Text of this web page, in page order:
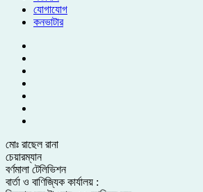
যোগাযোগ
কনভাটার
মোঃ রাছেল রানা
চেয়ারম্যান
বর্ণমালা টেলিভিশন
বার্তা ও বাণিজ্যিক কার্যালয় :